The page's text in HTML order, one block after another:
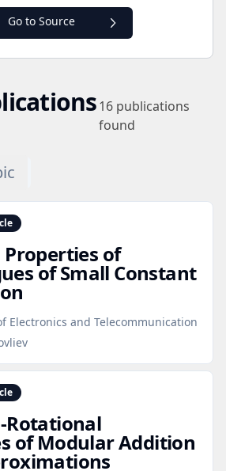
Go to Source
16 publications
found
of
of Small Constant
Electronics and Telecommunication
of Modular Addition